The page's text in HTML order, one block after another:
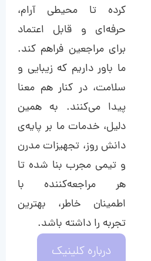
کرده تا محیطی آرام،
حرفه‌ای و قابل اعتماد
برای مراجعین فراهم کند.
ما باور داریم که زیبایی و
سلامت، در کنار هم معنا
پیدا می‌کنند. به همین
دلیل، خدمات ما بر پایه‌ی
دانش روز، تجهیزات مدرن
و تیمی مجرب بنا شده تا
هر مراجعه‌کننده با
اطمینان خاطر، بهترین
تجربه را داشته باشد.
درباره کلینیک